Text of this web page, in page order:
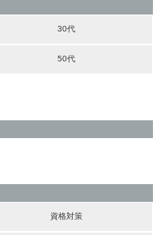
30代
50代
資格対策